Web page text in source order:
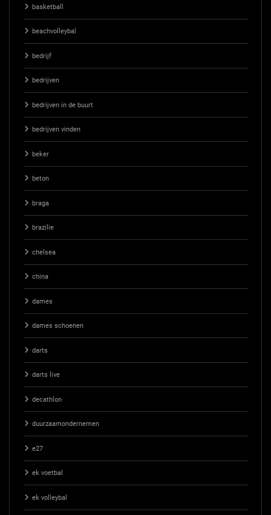
basketball
beachvolleybal
bedrijf
bedrijven
bedrijven in de buurt
bedrijven vinden
beker
beton
braga
brazilie
chelsea
china
dames
dames schoenen
darts
darts live
decathlon
duurzaamondernemen
e27
ek voetbal
ek volleybal